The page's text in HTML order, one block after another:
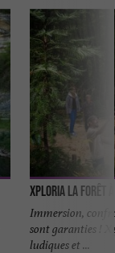
Xploria La forêt
Immersion,
sont garanties !
ludiques et ...